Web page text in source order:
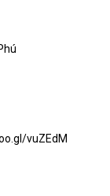
vuZEdM